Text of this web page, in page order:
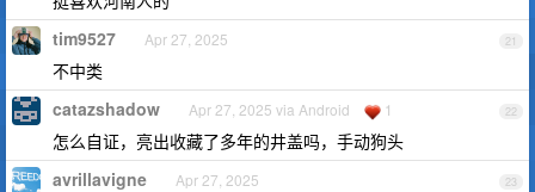
21
tim9527 Apr 27, 2025
不中类
22
catazshadow Apr 27, 2025 via Android 1
怎么自证，亮出收藏了多年的井盖吗，手动狗头
23
avrillavigne Apr 27, 2025